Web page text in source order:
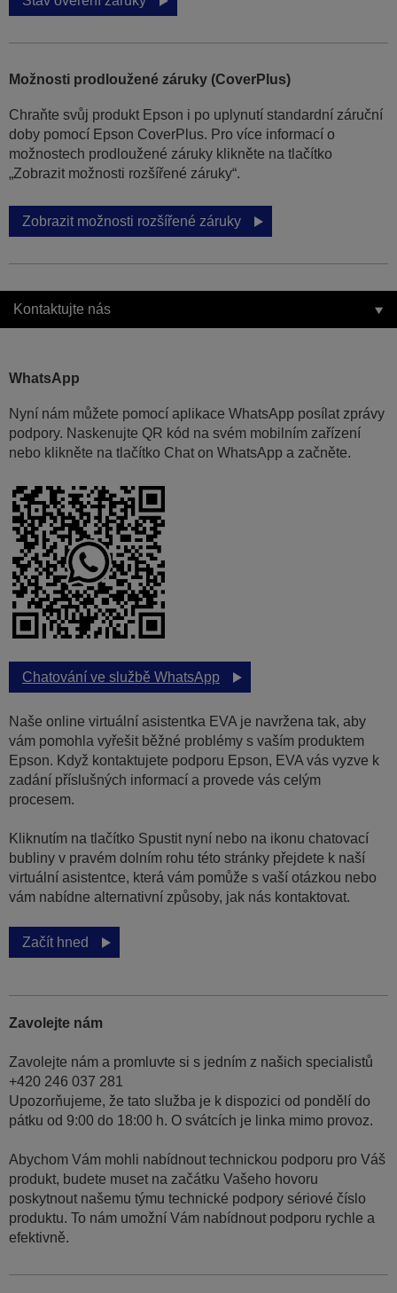
Možnosti prodloužené záruky (CoverPlus)
Chraňte svůj produkt Epson i po uplynutí standardní záruční
doby pomocí Epson CoverPlus. Pro více informací o
možnostech prodloužené záruky klikněte na tlačítko
„Zobrazit možnosti rozšířené záruky“.
Zobrazit možnosti rozšířené záruky
Kontaktujte nás
WhatsApp
Nyní nám můžete pomocí aplikace WhatsApp posílat zprávy
podpory. Naskenujte QR kód na svém mobilním zařízení
nebo klikněte na tlačítko Chat on WhatsApp a začněte.
Chatování ve službě WhatsApp
Naše online virtuální asistentka EVA je navržena tak, aby
vám pomohla vyřešit běžné problémy s vaším produktem
Epson. Když kontaktujete podporu Epson, EVA vás vyzve k
zadání příslušných informací a provede vás celým
procesem.
Kliknutím na tlačítko Spustit nyní nebo na ikonu chatovací
bubliny v pravém dolním rohu této stránky přejdete k naší
virtuální asistentce, která vám pomůže s vaší otázkou nebo
vám nabídne alternativní způsoby, jak nás kontaktovat.
Začít hned
Zavolejte nám
Zavolejte nám a promluvte si s jedním z našich specialistů
+420 246 037 281
Upozorňujeme, že tato služba je k dispozici od pondělí do
pátku od 9:00 do 18:00 h. O svátcích je linka mimo provoz.
Abychom Vám mohli nabídnout technickou podporu pro Váš
produkt, budete muset na začátku Vašeho hovoru
poskytnout našemu týmu technické podpory sériové číslo
produktu. To nám umožní Vám nabídnout podporu rychle a
efektivně.